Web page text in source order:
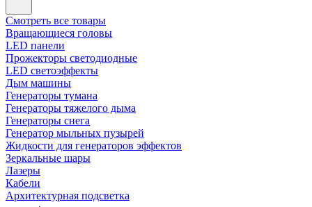
Смотреть все товары
Вращающиеся головы
LED панели
Прожекторы светодиодные
LED светоэффекты
Дым машины
Генераторы тумана
Генераторы тяжелого дыма
Генераторы снега
Генератор мыльных пузырей
Жидкости для генераторов эффектов
Зеркальные шары
Лазеры
Кабели
Архитектурная подсветка